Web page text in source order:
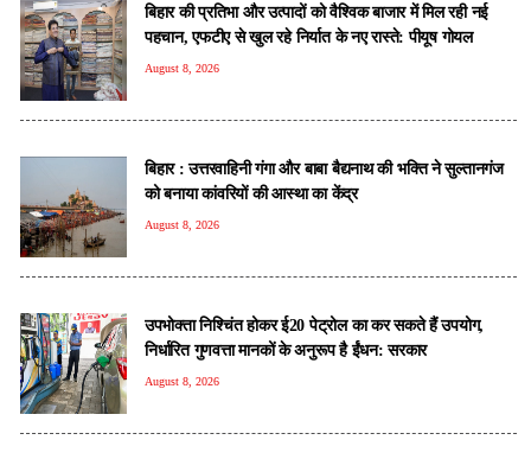
बिहार की प्रतिभा और उत्पादों को वैश्विक बाजार में मिल रही नई
पहचान, एफटीए से खुल रहे निर्यात के नए रास्ते: पीयूष गोयल
August 8, 2026
बिहार : उत्तरवाहिनी गंगा और बाबा बैद्यनाथ की भक्ति ने सुल्तानगंज
को बनाया कांवरियों की आस्था का केंद्र
August 8, 2026
उपभोक्ता निश्चिंत होकर ई20 पेट्रोल का कर सकते हैं उपयोग,
निर्धारित गुणवत्ता मानकों के अनुरूप है ईंधन: सरकार
August 8, 2026